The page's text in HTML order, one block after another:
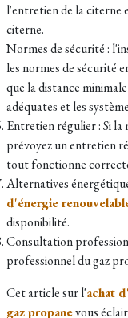
l'entretien de la citerne
citerne.
Normes de sécurité :
les normes de sécurité
que la distance
adéquates et les
Entretien régulier : Si la
prévoyez un entretien
tout fonctionne
Alternatives
d'énergie
disponibilité.
Consultation
professionnel du gaz
Cet article sur l'achat
gaz propanevous